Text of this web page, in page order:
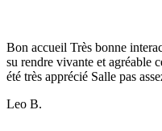
Bon accueil Très bonne
su rendre vivante et agréable
été très apprécié Salle pas
Leo B.